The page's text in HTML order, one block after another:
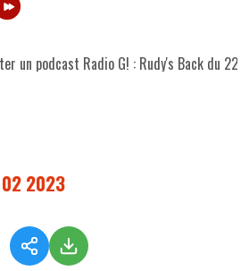
un podcast Radio G! : Rudy's Back du 22
2023